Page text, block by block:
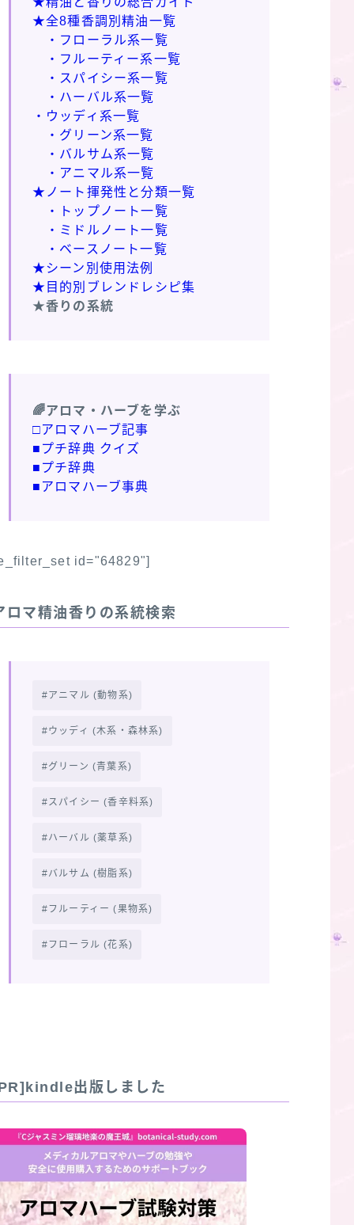
★全8種香調別精油一覧
・フローラル系一覧
・フルーティー系一覧
・スパイシー系一覧
・ハーバル系一覧
・ウッディ系一覧
・グリーン系一覧
・バルサム系一覧
・アニマル系一覧
★ノート揮発性と分類一覧
・トップノート一覧
・ミドルノート一覧
・ベースノート一覧
★シーン別使用法例
★目的別ブレンドレシピ集
★香りの系統
🌈アロマ・ハーブを学ぶ
□アロマハーブ記事
■プチ辞典 クイズ
■プチ辞典
■アロマハーブ事典
id="64829"]
ロマ精油香りの系統検索
アニマル (動物系)
ウッディ (木系・森林系)
グリーン (青葉系)
スパイシー (香辛料系)
ハーバル (薬草系)
バルサム (樹脂系)
フルーティー (果物系)
フローラル (花系)
出版しました